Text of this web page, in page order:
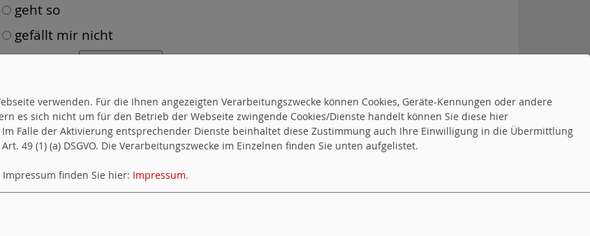
geht so
gefällt mir nicht
verwenden. Für die Ihnen angezeigten Verarbeitungszwecke können Cookies, Geräte-Kennungen oder andere
es sich nicht um für den Betrieb der Webseite zwingende Cookies/Dienste handelt können Sie diese hier
Falle der Aktivierung entsprechender Dienste beinhaltet diese Zustimmung auch Ihre Einwilligung in die Übermittlung
49 (1) (a) DSGVO. Die Verarbeitungszwecke im Einzelnen finden Sie unten aufgelistet.
Impressum finden Sie hier: Impressum.